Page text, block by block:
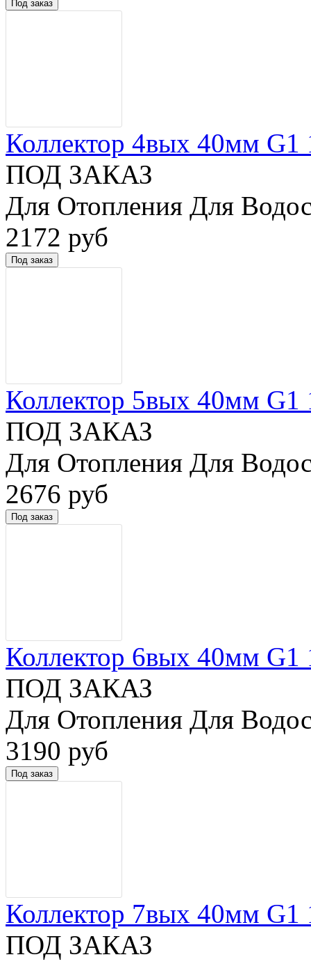
Коллектор 4вых 40мм
ПОД ЗАКАЗ
Для Отопления Для
2172 руб
Коллектор 5вых 40мм
ПОД ЗАКАЗ
Для Отопления Для
2676 руб
Коллектор 6вых 40мм
ПОД ЗАКАЗ
Для Отопления Для
3190 руб
Коллектор 7вых 40мм
ПОД ЗАКАЗ